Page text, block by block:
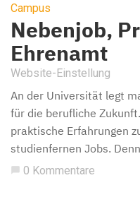
Campus
Nebenjob,
Ehrenamt
Website-Einstellung
An der Universität legt
für die berufliche
praktische Erfahrungen
studienfernen Jobs.
0 Kommentare